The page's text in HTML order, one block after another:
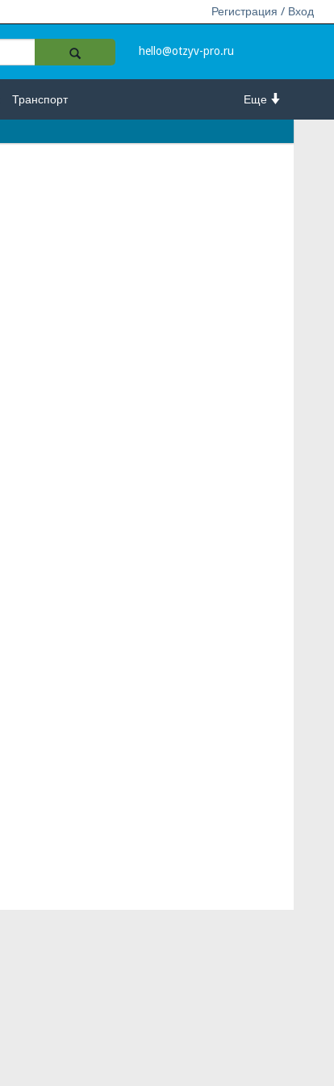
Регистрация / Вход
hello@otzyv-pro.ru
Еще
Транспорт